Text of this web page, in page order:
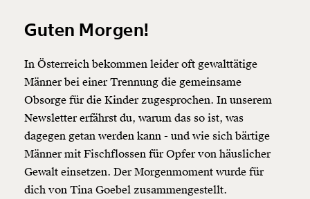
Guten Morgen!
In Österreich bekommen leider oft gewalttätige
Männer bei einer Trennung die gemeinsame
Obsorge für die Kinder zugesprochen. In unserem
Newsletter erfährst du, warum das so ist, was
dagegen getan werden kann - und wie sich bärtige
Männer mit Fischflossen für Opfer von häuslicher
Gewalt einsetzen. Der Morgenmoment wurde für
dich von Tina Goebel zusammengestellt.